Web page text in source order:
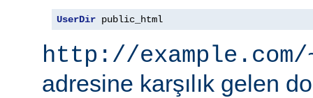
UserDir public_html
http://example.com/
adresine karşılık gelen